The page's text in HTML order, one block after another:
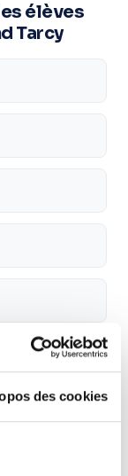
des cookies
élèves
Tarcy